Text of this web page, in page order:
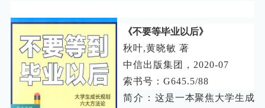
《不要等毕业以后》
秋叶,黄晓敏 著
中信出版集团， 2020-07
索书号：G645.5/88
简介： 这是一本聚焦大学生成